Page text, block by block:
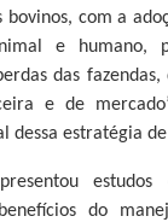
bovinos, com a
e humano,
das
e de
dessa estratégia
do